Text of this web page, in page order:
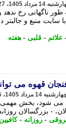
ناگهانی رخ ندهد و
منبع و جالبتر
- علائم - قلبی - هفته
قهوه می
شود، بخش مهمی
- بزرگسالان
- روزانه -کافیین